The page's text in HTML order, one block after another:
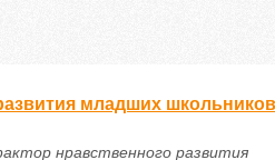
младших школьников
нравственного развития